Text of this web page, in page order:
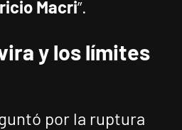
Macri”.
y los límites
por la ruptura